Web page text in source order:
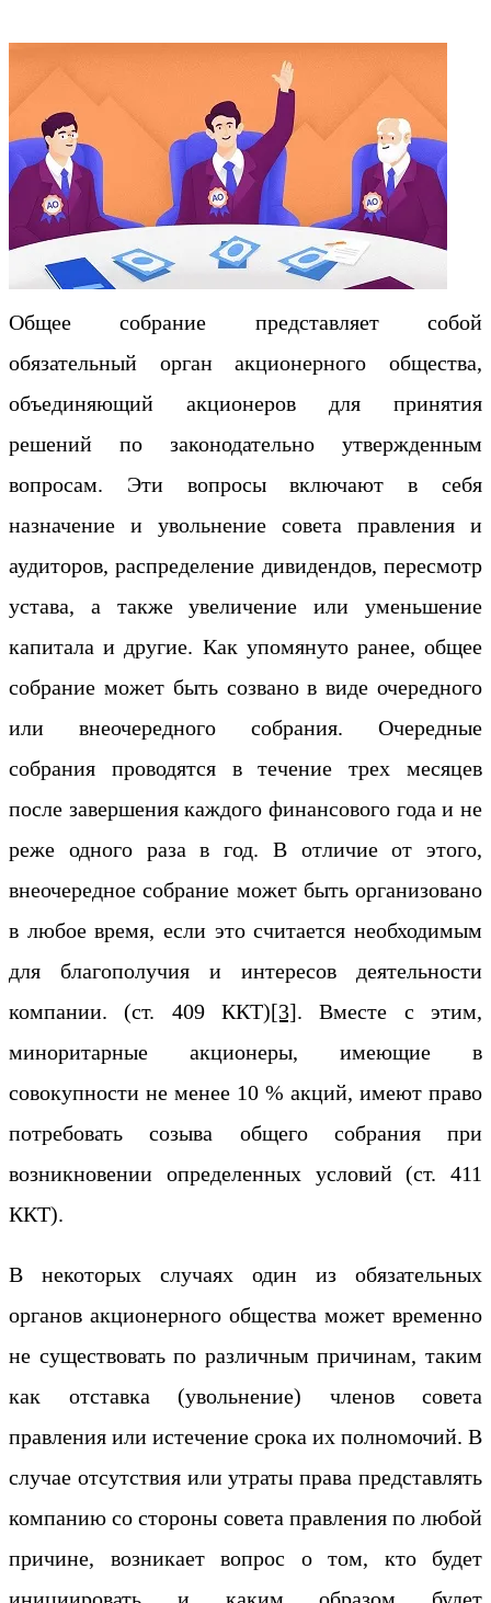
Общее собрание представляет собой
обязательный орган акционерного общества,
объединяющий акционеров для принятия
решений по законодательно утвержденным
вопросам. Эти вопросы включают в себя
назначение и увольнение совета правления и
аудиторов, распределение дивидендов, пересмотр
устава, а также увеличение или уменьшение
капитала и другие. Как упомянуто ранее, общее
собрание может быть созвано в виде очередного
или внеочередного собрания. Очередные
собрания проводятся в течение трех месяцев
после завершения каждого финансового года и не
реже одного раза в год. В отличие от этого,
внеочередное собрание может быть организовано
в любое время, если это считается необходимым
для благополучия и интересов деятельности
компании. (ст. 409 ККТ)[3]. Вместе с этим,
миноритарные акционеры, имеющие в
совокупности не менее 10 % акций, имеют право
потребовать созыва общего собрания при
возникновении определенных условий (ст. 411
ККТ).
В некоторых случаях один из обязательных
органов акционерного общества может временно
не существовать по различным причинам, таким
как отставка (увольнение) членов совета
правления или истечение срока их полномочий. В
случае отсутствия или утраты права представлять
компанию со стороны совета правления по любой
причине, возникает вопрос о том, кто будет